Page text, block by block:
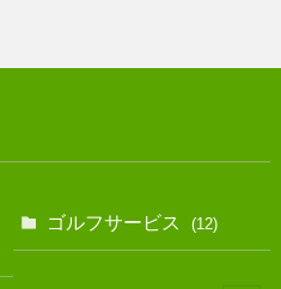
ゴルフサービス (12)